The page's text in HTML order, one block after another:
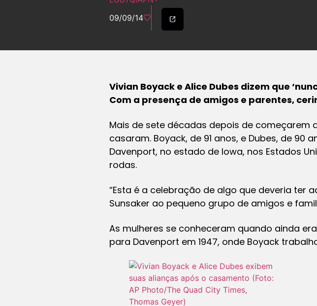
09/09/14
Vivian Boyack e Alice Dubes dizem que
Com a presença de amigos e parentes,
Mais de sete décadas depois de começarem
casaram. Boyack, de 91 anos, e Dubes, de
Davenport, no estado de Iowa, nos Estados
rodas.
“Esta é a celebração de algo que deveria ter
Sunsaker ao pequeno grupo de amigos e
As mulheres se conheceram quando ainda
para Davenport em 1947, onde Boyack